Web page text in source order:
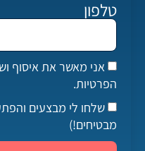
טלפון
אני מאשר את איסוף
הפרטיות.
שלחו לי מבצעים
מבטיחים!)